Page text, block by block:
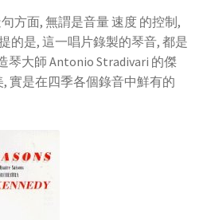
方面, 無謂是音量 速度 的控制,
的是, 這一唱片錄製的琴音, 都是
琴大師 Antonio Stradivari 的傑
實是在四季各個錄音中鮮有的